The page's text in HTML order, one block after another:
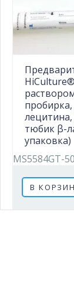
тюбик β-
упаковка)
MS5584GT-
В